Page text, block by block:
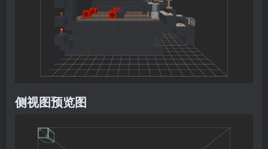
侧视图预览图